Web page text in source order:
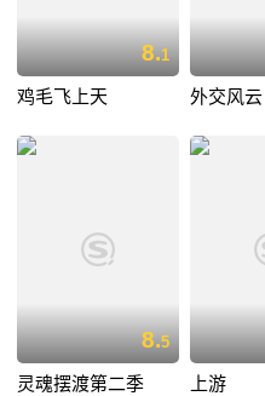
8.1
鸡毛飞上天 外交风云
8.5
灵魂摆渡第二季 上游